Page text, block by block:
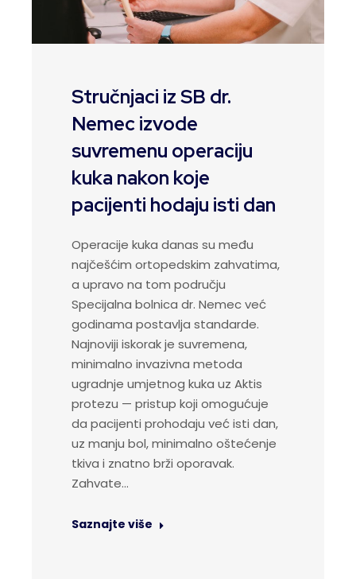
Stručnjaci iz SB dr.
Nemec izvode
suvremenu operaciju
kuka nakon koje
pacijenti hodaju isti dan
Operacije kuka danas su među
najčešćim ortopedskim zahvatima,
a upravo na tom području
Specijalna bolnica dr. Nemec već
godinama postavlja standarde.
Najnoviji iskorak je suvremena,
minimalno invazivna metoda
ugradnje umjetnog kuka uz Aktis
protezu — pristup koji omogućuje
da pacijenti prohodaju već isti dan,
uz manju bol, minimalno oštećenje
tkiva i znatno brži oporavak.
Zahvate…
Saznajte više